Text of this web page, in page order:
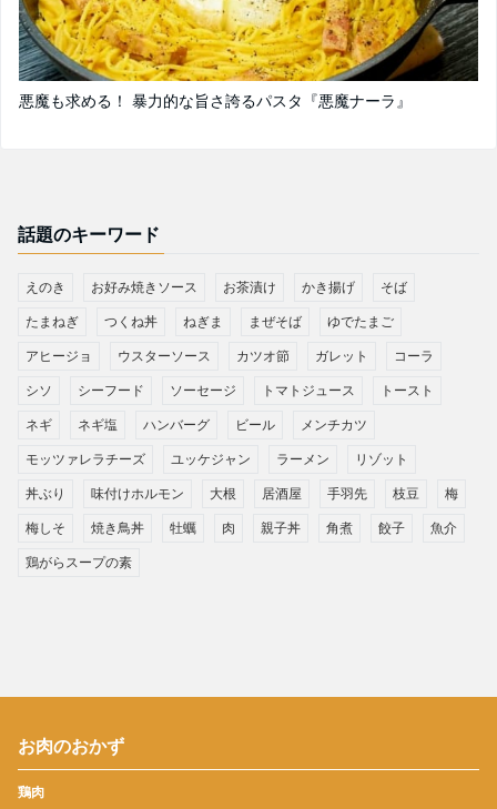
悪魔も求める！ 暴力的な旨さ誇るパスタ『悪魔ナーラ』
話題のキーワード
えのき お好み焼きソース お茶漬け かき揚げ そば
たまねぎ つくね丼 ねぎま まぜそば ゆでたまご
アヒージョ ウスターソース カツオ節 ガレット コーラ
シソ シーフード ソーセージ トマトジュース トースト
ネギ ネギ塩 ハンバーグ ビール メンチカツ
モッツァレラチーズ ユッケジャン ラーメン リゾット
丼ぶり 味付けホルモン 大根 居酒屋 手羽先 枝豆 梅
梅しそ 焼き鳥丼 牡蠣 肉 親子丼 角煮 餃子 魚介
鶏がらスープの素
お肉のおかず
鶏肉